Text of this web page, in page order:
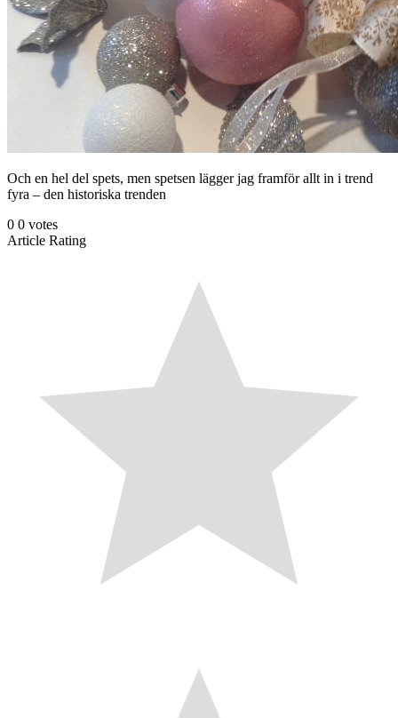
Och en hel del spets, men spetsen lägger jag framför allt in i trend
fyra – den historiska trenden
0 0 votes
Article Rating